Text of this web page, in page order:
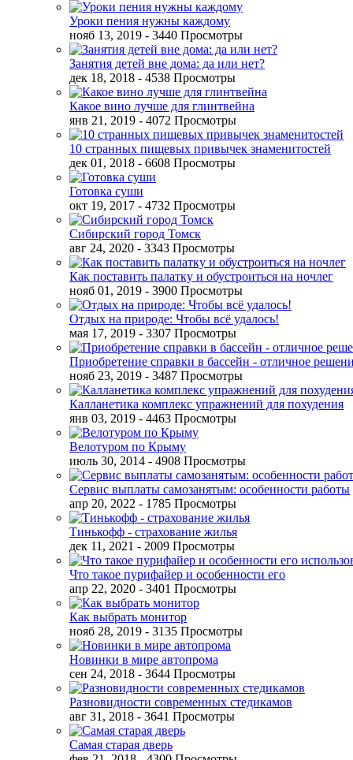
Уроки пения нужны каждому
нояб 13, 2019 - 3440 Просмотры
Занятия детей вне дома: да или нет?
дек 18, 2018 - 4538 Просмотры
Какое вино лучше для глинтвейна
янв 21, 2019 - 4072 Просмотры
10 странных пищевых привычек знаменитостей
дек 01, 2018 - 6608 Просмотры
Готовка суши
окт 19, 2017 - 4732 Просмотры
Сибирский город Томск
авг 24, 2020 - 3343 Просмотры
Как поставить палатку и обустроиться на ночлег
нояб 01, 2019 - 3900 Просмотры
Отдых на природе: Чтобы всё удалось!
мая 17, 2019 - 3307 Просмотры
Приобретение справки в бассейн - отличное
нояб 23, 2019 - 3487 Просмотры
Калланетика комплекс упражнений для похудения
янв 03, 2019 - 4463 Просмотры
Велотуром по Крыму
июль 30, 2014 - 4908 Просмотры
Сервис выплаты самозанятым: особенности работы
апр 20, 2022 - 1785 Просмотры
Тинькофф - страхование жилья
дек 11, 2021 - 2009 Просмотры
Что такое пурифайер и особенности его
апр 22, 2020 - 3401 Просмотры
Как выбрать монитор
нояб 28, 2019 - 3135 Просмотры
Новинки в мире автопрома
сен 24, 2018 - 3644 Просмотры
Разновидности современных стедикамов
авг 31, 2018 - 3641 Просмотры
Самая старая дверь